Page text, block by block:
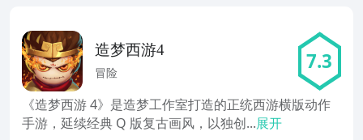
造梦西游4
冒险 7.3
《造梦西游 4》是造梦工作室打造的正统西游横版动作
手游，延续经典 Q 版复古画风，以独创...展开